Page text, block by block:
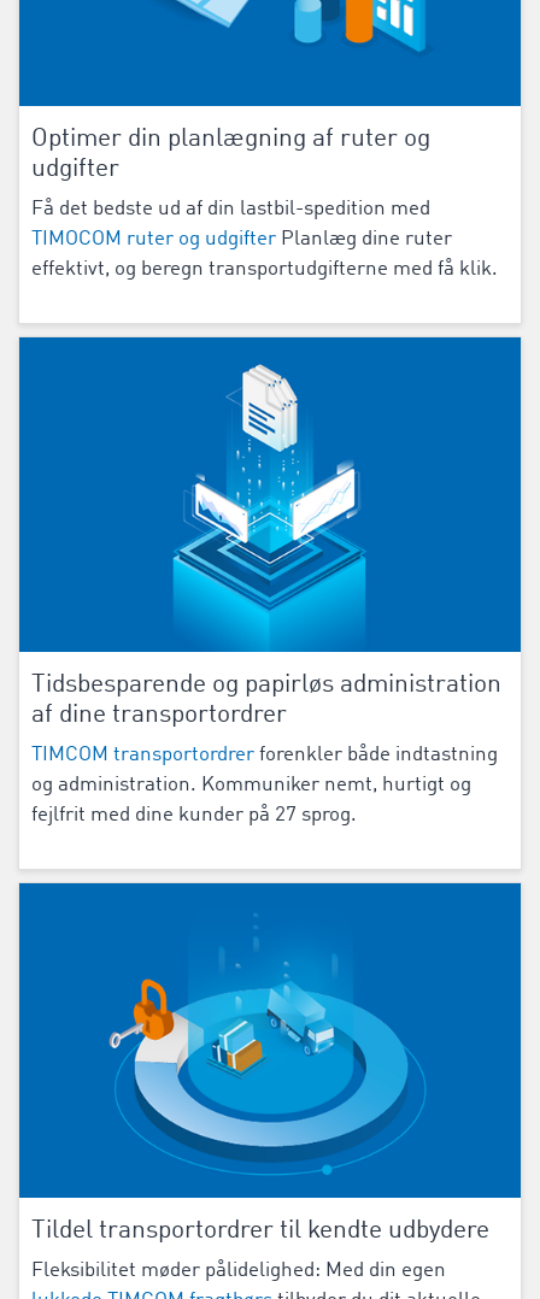
Optimer din planlægning af ruter og
udgifter
Få det bedste ud af din lastbil-spedition med
TIMOCOM ruter og udgifter Planlæg dine ruter
effektivt, og beregn transportudgifterne med få klik.
Tidsbesparende og papirløs administration
af dine transportordrer
TIMCOM transportordrer forenkler både indtastning
og administration. Kommuniker nemt, hurtigt og
fejlfrit med dine kunder på 27 sprog.
Tildel transportordrer til kendte udbydere
Fleksibilitet møder pålidelighed: Med din egen